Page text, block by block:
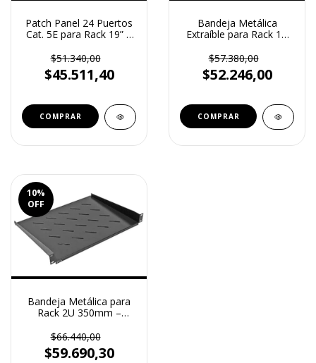
Patch Panel 24 Puertos
Cat. 5E para Rack 19” –
$51.340,00
$45.511,40
Bandeja Metálica
Extraíble para Rack 1U
E-1U650)
$57.380,00
$52.246,00
10%
OFF
Bandeja Metálica para
Rack 2U 350mm –
$66.440,00
$59.690,30